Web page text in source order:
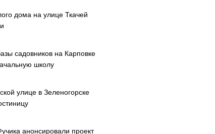
дома на улице Ткачей
садовников на Карповке
школу
улице в Зеленогорске
анонсировали проект